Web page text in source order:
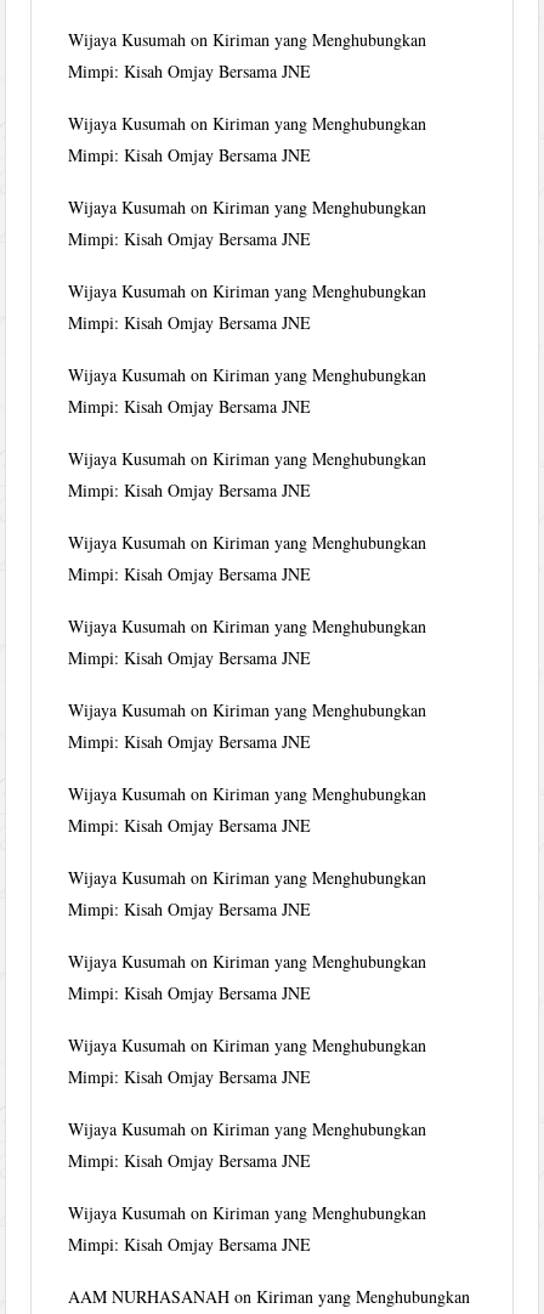
Wijaya Kusumah onKiriman yang Menghubungkan
Mimpi: Kisah Omjay Bersama JNE
Wijaya Kusumah onKiriman yang Menghubungkan
Mimpi: Kisah Omjay Bersama JNE
Wijaya Kusumah onKiriman yang Menghubungkan
Mimpi: Kisah Omjay Bersama JNE
Wijaya Kusumah onKiriman yang Menghubungkan
Mimpi: Kisah Omjay Bersama JNE
Wijaya Kusumah onKiriman yang Menghubungkan
Mimpi: Kisah Omjay Bersama JNE
Wijaya Kusumah onKiriman yang Menghubungkan
Mimpi: Kisah Omjay Bersama JNE
Wijaya Kusumah onKiriman yang Menghubungkan
Mimpi: Kisah Omjay Bersama JNE
Wijaya Kusumah onKiriman yang Menghubungkan
Mimpi: Kisah Omjay Bersama JNE
Wijaya Kusumah onKiriman yang Menghubungkan
Mimpi: Kisah Omjay Bersama JNE
Wijaya Kusumah onKiriman yang Menghubungkan
Mimpi: Kisah Omjay Bersama JNE
Wijaya Kusumah onKiriman yang Menghubungkan
Mimpi: Kisah Omjay Bersama JNE
Wijaya Kusumah onKiriman yang Menghubungkan
Mimpi: Kisah Omjay Bersama JNE
Wijaya Kusumah onKiriman yang Menghubungkan
Mimpi: Kisah Omjay Bersama JNE
Wijaya Kusumah onKiriman yang Menghubungkan
Mimpi: Kisah Omjay Bersama JNE
Wijaya Kusumah onKiriman yang Menghubungkan
Mimpi: Kisah Omjay Bersama JNE
AAM NURHASANAH onKiriman yang Menghubungkan